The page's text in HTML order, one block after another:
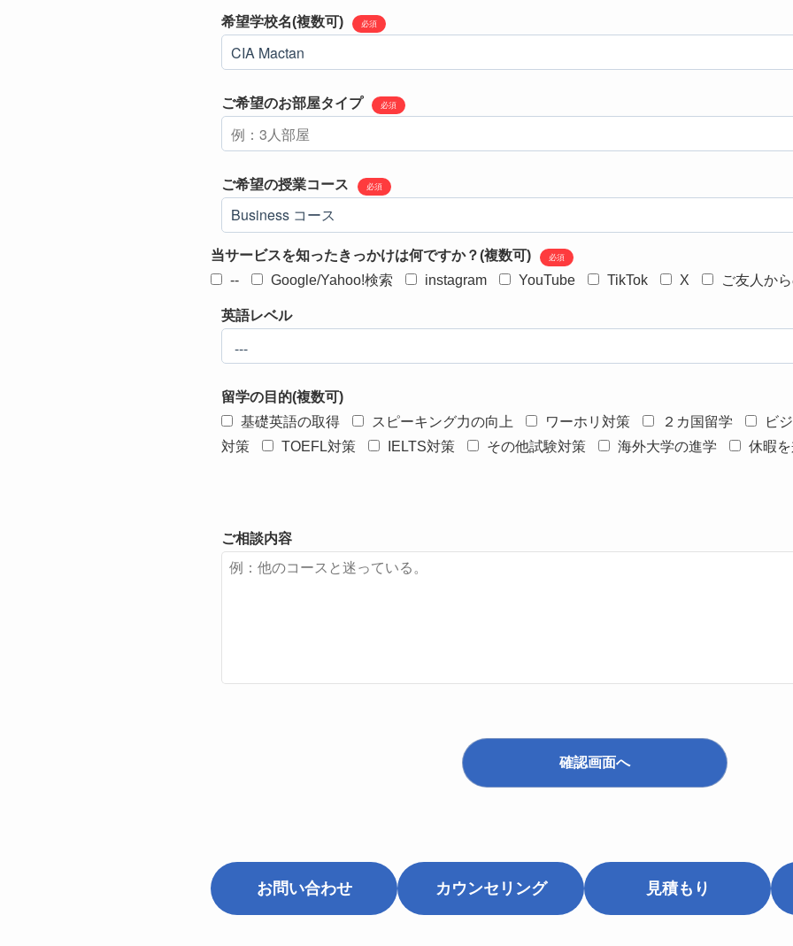
希望学校名(複数可) 必須
ご希望のお部屋タイプ 必須
ご希望の授業コース 必須
当サービスを知ったきっかけは何ですか？(複数可) 必須
-- Google/Yahoo!検索 instagram YouTube TikTok X ご友人か
英語レベル
留学の目的(複数可)
基礎英語の取得
スピーキング力の向上 ワーホリ対策 ２カ国留学
ビ
対策
TOEFL対策 IELTS対策 その他試験対策 海外大学の進学 休暇
ご相談内容
確認画面へ
お問い合わせ カウンセリング 見積もり